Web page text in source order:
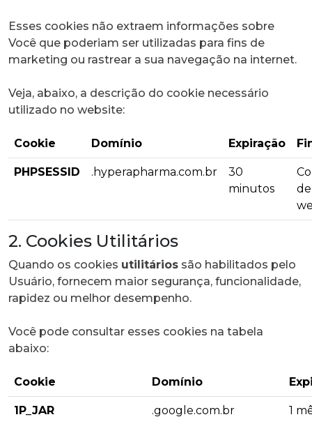
Esses cookies não extraem informações sobre
Você que poderiam ser utilizadas para fins de
marketing ou rastrear a sua navegação na internet.
Veja, abaixo, a descrição do cookie necessário
utilizado no website:
Cookie Domínio Expiração
PHPSESSID .hyperapharma.com.br
30
minutos
2. Cookies Utilitários
Quando os cookies utilitários são habilitados pelo
Usuário, fornecem maior segurança, funcionalidade,
rapidez ou melhor desempenho.
Você pode consultar esses cookies na tabela
abaixo:
Cookie Domínio
1P_JAR .google.com.br 1